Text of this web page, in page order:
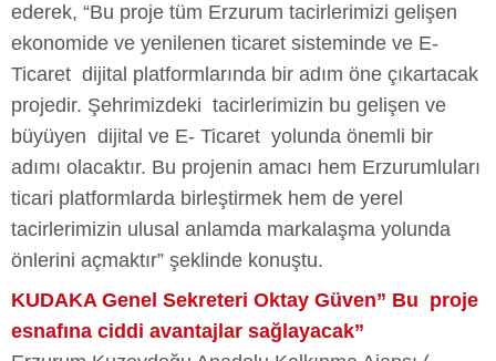
ederek, “Bu proje tüm Erzurum tacirlerimizi gelişen
ekonomide ve yenilenen ticaret sisteminde ve E-
Ticaret dijital platformlarında bir adım öne çıkartacak
projedir. Şehrimizdeki tacirlerimizin bu gelişen ve
büyüyen dijital ve E- Ticaret yolunda önemli bir
adımı olacaktır. Bu projenin amacı hem Erzurumluları
ticari platformlarda birleştirmek hem de yerel
tacirlerimizin ulusal anlamda markalaşma yolunda
önlerini açmaktır” şeklinde konuştu.
KUDAKA Genel Sekreteri Oktay Güven” Bu proje
esnafına ciddi avantajlar sağlayacak”